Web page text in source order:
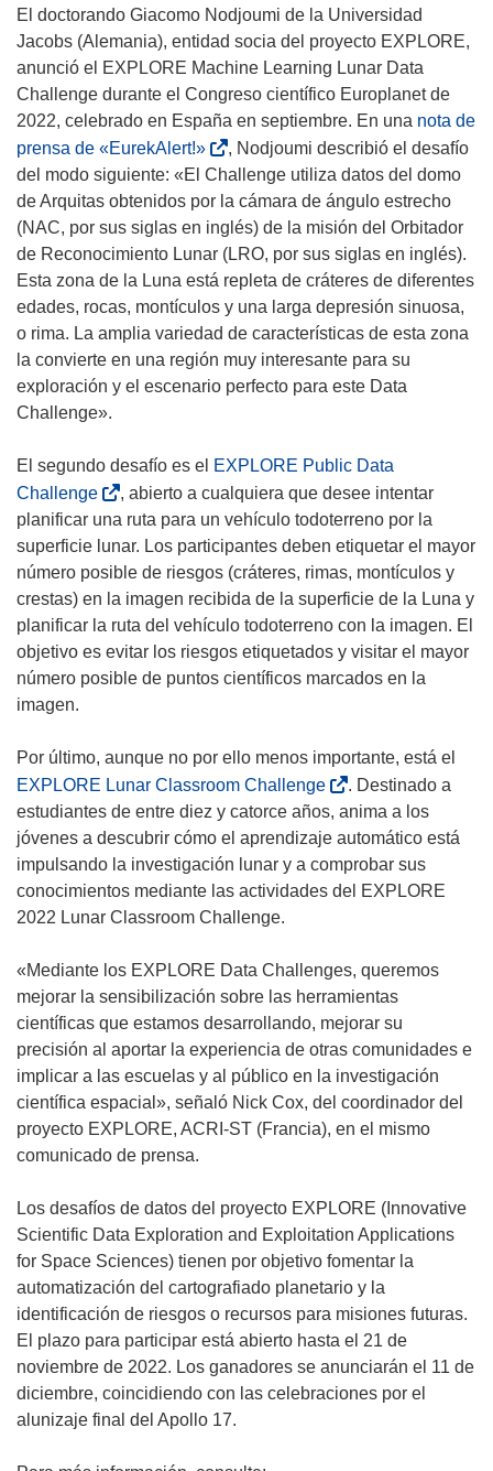
n
e
v
a
v
e
n
t
a
n
a
El doctorando Giacomo Nodjoumi de la Universidad
Jacobs (Alemania), entidad socia del proyecto EXPLORE,
anunció el EXPLORE Machine Learning Lunar Data
Challenge durante el Congreso científico Europlanet de
2022, celebrado en España en septiembre. En una nota de
prensa de «EurekAlert!»(
s
e
a
b
r
i
r
á
e
n
a
n
u
e
v
a
v
e
a
n
a
)
, Nodjoumi describió el desafío
del modo siguiente: «El Challenge utiliza datos del domo
de Arquitas obtenidos por la cámara de ángulo estrecho
(NAC, por sus siglas en inglés) de la misión del Orbitador
de Reconocimiento Lunar (LRO, por sus siglas en inglés).
Esta zona de la Luna está repleta de cráteres de diferentes
edades, rocas, montículos y una larga depresión sinuosa,
o rima. La amplia variedad de características de esta zona
la convierte en una región muy interesante para su
exploración y el escenario perfecto para este Data
Challenge».
El segundo desafío es el EXPLORE Public Data
Challenge(
s
e
a
b
r
i
r
n
u
n
a
n
u
e
a
v
e
n
t
a
n
a
, abierto a cualquiera que desee intentar
planificar una ruta para un vehículo todoterreno por la
superficie lunar. Los participantes deben etiquetar el mayor
número posible de riesgos (cráteres, rimas, montículos y
crestas) en la imagen recibida de la superficie de la Luna y
planificar la ruta del vehículo todoterreno con la imagen. El
objetivo es evitar los riesgos etiquetados y visitar el mayor
número posible de puntos científicos marcados en la
imagen.
Por último, aunque no por ello menos importante, está el
EXPLORE Lunar Classroom Challenge(
s
e
a
b
r
á
e
n
u
n
a
e
v
a
v
e
n
t
a
. Destinado a
estudiantes de entre diez y catorce años, anima a los
jóvenes a descubrir cómo el aprendizaje automático está
impulsando la investigación lunar y a comprobar sus
conocimientos mediante las actividades del EXPLORE
2022 Lunar Classroom Challenge.
«Mediante los EXPLORE Data Challenges, queremos
mejorar la sensibilización sobre las herramientas
científicas que estamos desarrollando, mejorar su
precisión al aportar la experiencia de otras comunidades e
implicar a las escuelas y al público en la investigación
científica espacial», señaló Nick Cox, del coordinador del
proyecto EXPLORE, ACRI-ST (Francia), en el mismo
comunicado de prensa.
Los desafíos de datos del proyecto EXPLORE (Innovative
Scientific Data Exploration and Exploitation Applications
for Space Sciences) tienen por objetivo fomentar la
automatización del cartografiado planetario y la
identificación de riesgos o recursos para misiones futuras.
El plazo para participar está abierto hasta el 21 de
noviembre de 2022. Los ganadores se anunciarán el 11 de
diciembre, coincidiendo con las celebraciones por el
alunizaje final del Apollo 17.